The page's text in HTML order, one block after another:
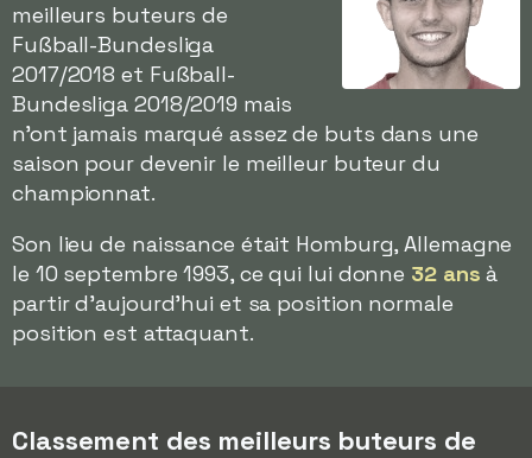
meilleurs buteurs de
Fußball-Bundesliga
2017/2018 et Fußball-
Bundesliga 2018/2019 mais
n'ont jamais marqué assez de buts dans une
saison pour devenir le meilleur buteur du
championnat.
Son lieu de naissance était Homburg, Allemagne
le 10 septembre 1993, ce qui lui donne 32 ans à
partir d'aujourd'hui et sa position normale
position est attaquant.
Classement des meilleurs buteurs de